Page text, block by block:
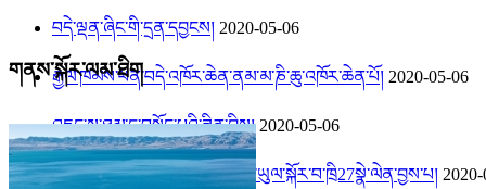
བདེ་ལྡན་ཞིང་གི་དྲན་དབྱངས། 2020-05-06
རྒྱལ་ཁམས་ཕན་བདེ་འཁོར་ཆེན་ནམ་མ་ཎི་ཆུ་འཁོར་ཆེན་པོ། 2020-05-06
འཇང་ས་ཐམ་དུ་བསྐྱོད་པའི་ཟིན་བྲིས། 2020-05-06
ཟླ་མཆོད་དུས་ཆེན་རིང་བདེ་ཆེན་གྱིས་ཡུལ་སྐོར་བ་ཁྲི27སྣེ་ལེན་བྱས་པ།
གནས་སྐོར་ལམ་ཐིག